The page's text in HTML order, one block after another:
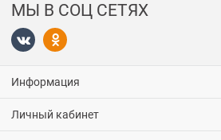
МЫ В СОЦ СЕТЯХ
Информация
Личный кабинет